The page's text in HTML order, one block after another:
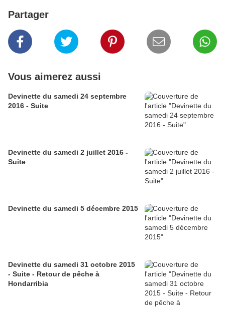
Partager
Vous aimerez aussi
Devinette du samedi 24 septembre
2016 - Suite
Devinette du samedi 2 juillet 2016 -
Suite
Devinette du samedi 5 décembre 2015
Devinette du samedi 31 octobre 2015
- Suite - Retour de pêche à
Hondarribia